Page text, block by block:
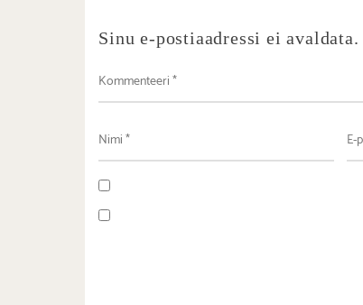
Sinu e-postiaadressi ei avaldata.